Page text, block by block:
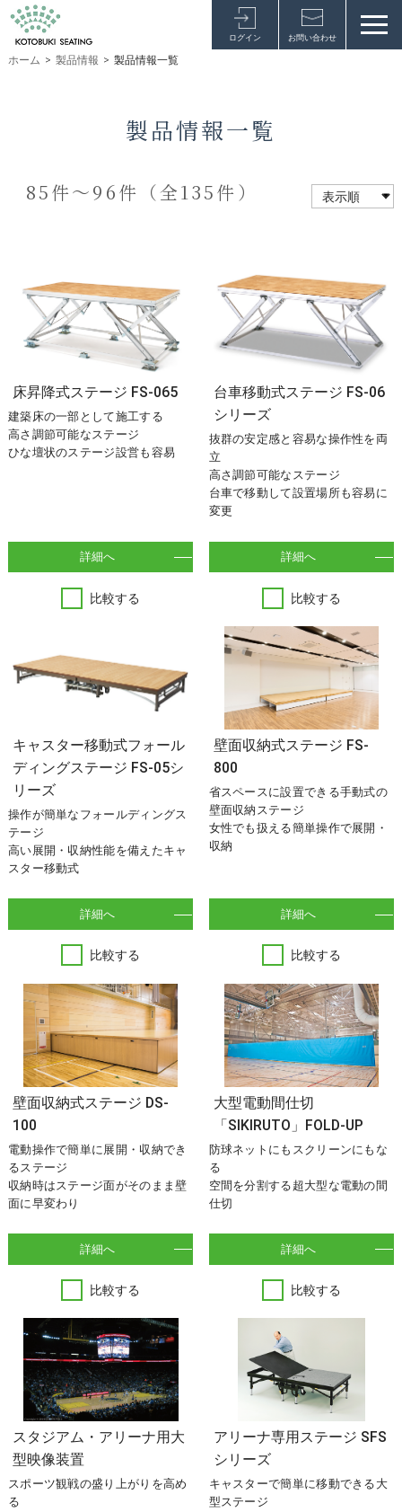
ログイン お問い合わせ
ホーム > 製品情報 > 製品情報一覧
製品情報一覧
85件～96件（全135件）
床昇降式ステージ FS-065
建築床の一部として施工する
高さ調節可能なステージ
ひな壇状のステージ設営も容易
詳細へ
比較する
台車移動式ステージ FS-06
シリーズ
抜群の安定感と容易な操作性を両
立
高さ調節可能なステージ
台車で移動して設置場所も容易に
変更
詳細へ
比較する
キャスター移動式フォール
ディングステージ FS-05シ
リーズ
操作が簡単なフォールディングス
テージ
高い展開・収納性能を備えたキャ
スター移動式
詳細へ
比較する
壁面収納式ステージ FS-
800
省スペースに設置できる手動式の
壁面収納ステージ
女性でも扱える簡単操作で展開・
収納
詳細へ
比較する
壁面収納式ステージ DS-
100
電動操作で簡単に展開・収納でき
るステージ
収納時はステージ面がそのまま壁
面に早変わり
詳細へ
比較する
大型電動間仕切
「SIKIRUTO」FOLD-UP
防球ネットにもスクリーンにもな
る
空間を分割する超大型な電動の間
仕切
詳細へ
比較する
スタジアム・アリーナ用大
型映像装置
スポーツ観戦の盛り上がりを高め
る
アリーナ専用ステージ SFS
シリーズ
キャスターで簡単に移動できる大
型ステージ